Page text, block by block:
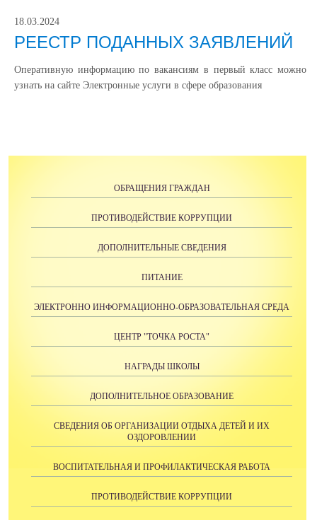
18.03.2024
РЕЕСТР ПОДАННЫХ ЗАЯВЛЕНИЙ
Оперативную информацию по вакансиям в первый класс можно
узнать на сайте Электронные услуги в сфере образования
ОБРАЩЕНИЯ ГРАЖДАН
ПРОТИВОДЕЙСТВИЕ КОРРУПЦИИ
ДОПОЛНИТЕЛЬНЫЕ СВЕДЕНИЯ
ПИТАНИЕ
ЭЛЕКТРОННО ИНФОРМАЦИОННО-ОБРАЗОВАТЕЛЬНАЯ СРЕДА
ЦЕНТР "ТОЧКА РОСТА"
НАГРАДЫ ШКОЛЫ
ДОПОЛНИТЕЛЬНОЕ ОБРАЗОВАНИЕ
СВЕДЕНИЯ ОБ ОРГАНИЗАЦИИ ОТДЫХА ДЕТЕЙ И ИХ
ОЗДОРОВЛЕНИИ
ВОСПИТАТЕЛЬНАЯ И ПРОФИЛАКТИЧЕСКАЯ РАБОТА
ПРОТИВОДЕЙСТВИЕ КОРРУПЦИИ